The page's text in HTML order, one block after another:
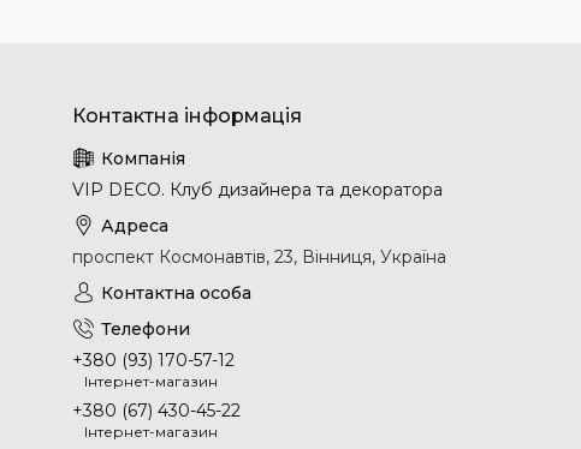
VIP DECO. Клуб дизайнера та декоратора
проспект Космонавтів, 23, Вінниця, Україна
+380 (93) 170-57-12
Інтернет-магазин
+380 (67) 430-45-22
Інтернет-магазин